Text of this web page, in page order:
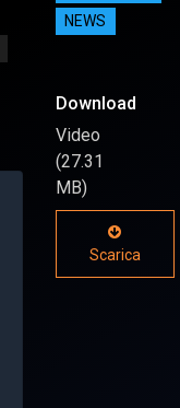
NEWS
Download
Video
(27.31
MB)
Scarica